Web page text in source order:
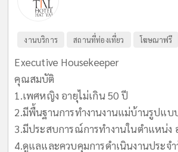
งานบริการ สถานที่ท่องเที่ยว โฆษณาฟรี
Executive Housekeeper
คุณสมบัติ
1.เพศหญิง อายุไม่เกิน 50 ปี
2.มีพื้นฐานการทำงานงานแม่บ้านรูปแบ
3.มีประสบการณ์การทำงานในตำแหน่ง
4.ดูแลและควบคุมการดำเนินงานประจำ